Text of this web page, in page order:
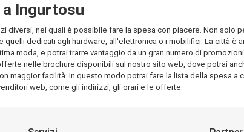
Ingurtosu
diversi, nei quali è possibile fare la spesa con piacere. Non
quelli dedicati agli hardware, all'elettronica o i mobilifici. La città
moda, e potrai trarre vantaggio da un gran numero di
nelle brochure disponibili sul nostro sito web, dove potrai
maggior facilità. In questo modo potrai fare la lista della spesa
web, come gli indirizzi, gli orari e le offerte.